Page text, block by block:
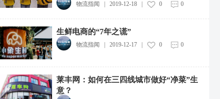
物流指闻 2019-12-18| 0 0
生鲜电商的“7年之谎”
物流指闻 2019-12-17| 0 0
莱丰网：如何在三四线城市做好“净菜”生
意？